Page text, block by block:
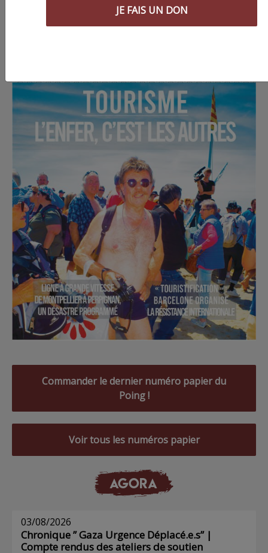
Commander le dernier numéro papier du
Poing !
Voir tous les numéros papier
AGORA
03/08/2026
Chronique ” Gaza Urgence Déplacé.e.s” |
Compte rendus des ateliers de soutien
JE FAIS UN DON